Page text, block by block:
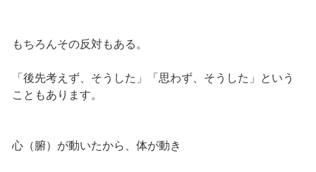
もちろんその反対もある。
「後先考えず、そうした」「思わず、そうした」という
こともあります。
心（腑）が動いたから、体が動き